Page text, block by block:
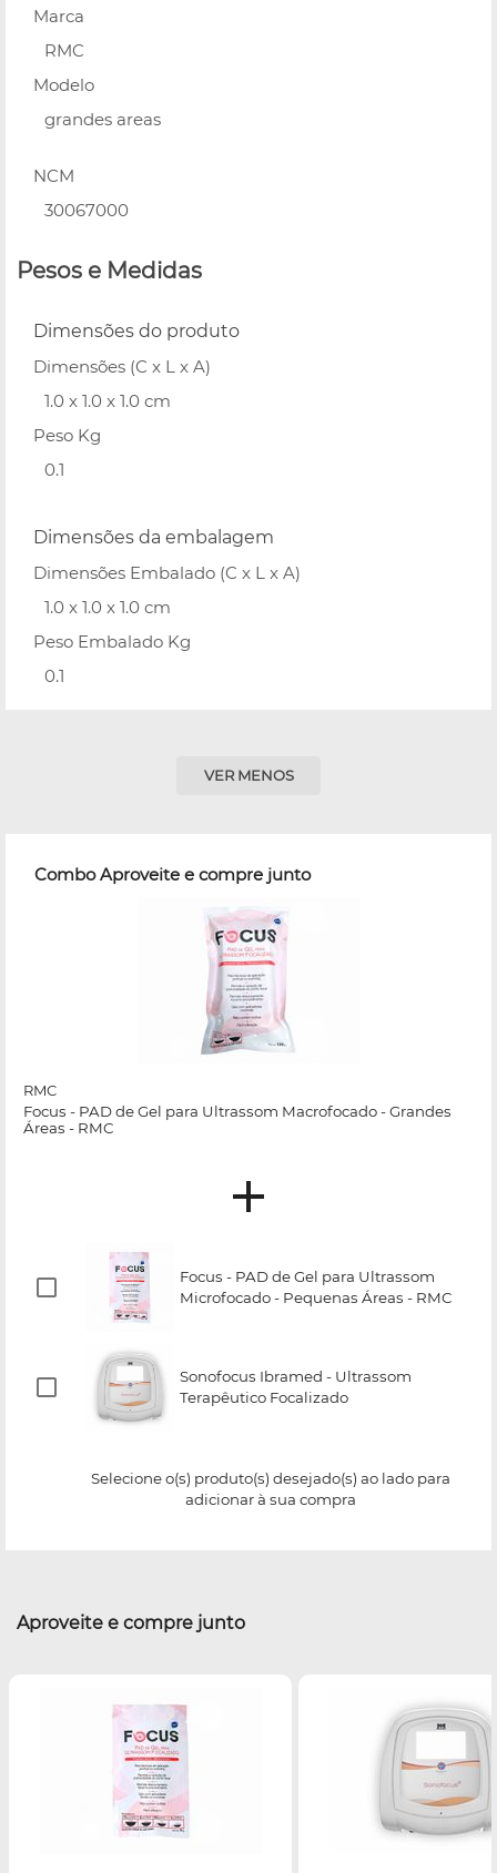
Marca
RMC
Modelo
grandes areas
NCM
30067000
Pesos e Medidas
Dimensões do produto
Dimensões (C x L x A)
1.0 x 1.0 x 1.0 cm
Peso Kg
0.1
Dimensões da embalagem
Dimensões Embalado (C x L x A)
1.0 x 1.0 x 1.0 cm
Peso Embalado Kg
0.1
VER MENOS
Combo Aproveite e compre junto
RMC
Focus - PAD de Gel para Ultrassom Macrofocado - Grandes
Áreas - RMC
Focus - PAD de Gel para Ultrassom
Microfocado - Pequenas Áreas - RMC
Sonofocus Ibramed - Ultrassom
Terapêutico Focalizado
Selecione o(s) produto(s) desejado(s) ao lado para
adicionar à sua compra
Aproveite e compre junto